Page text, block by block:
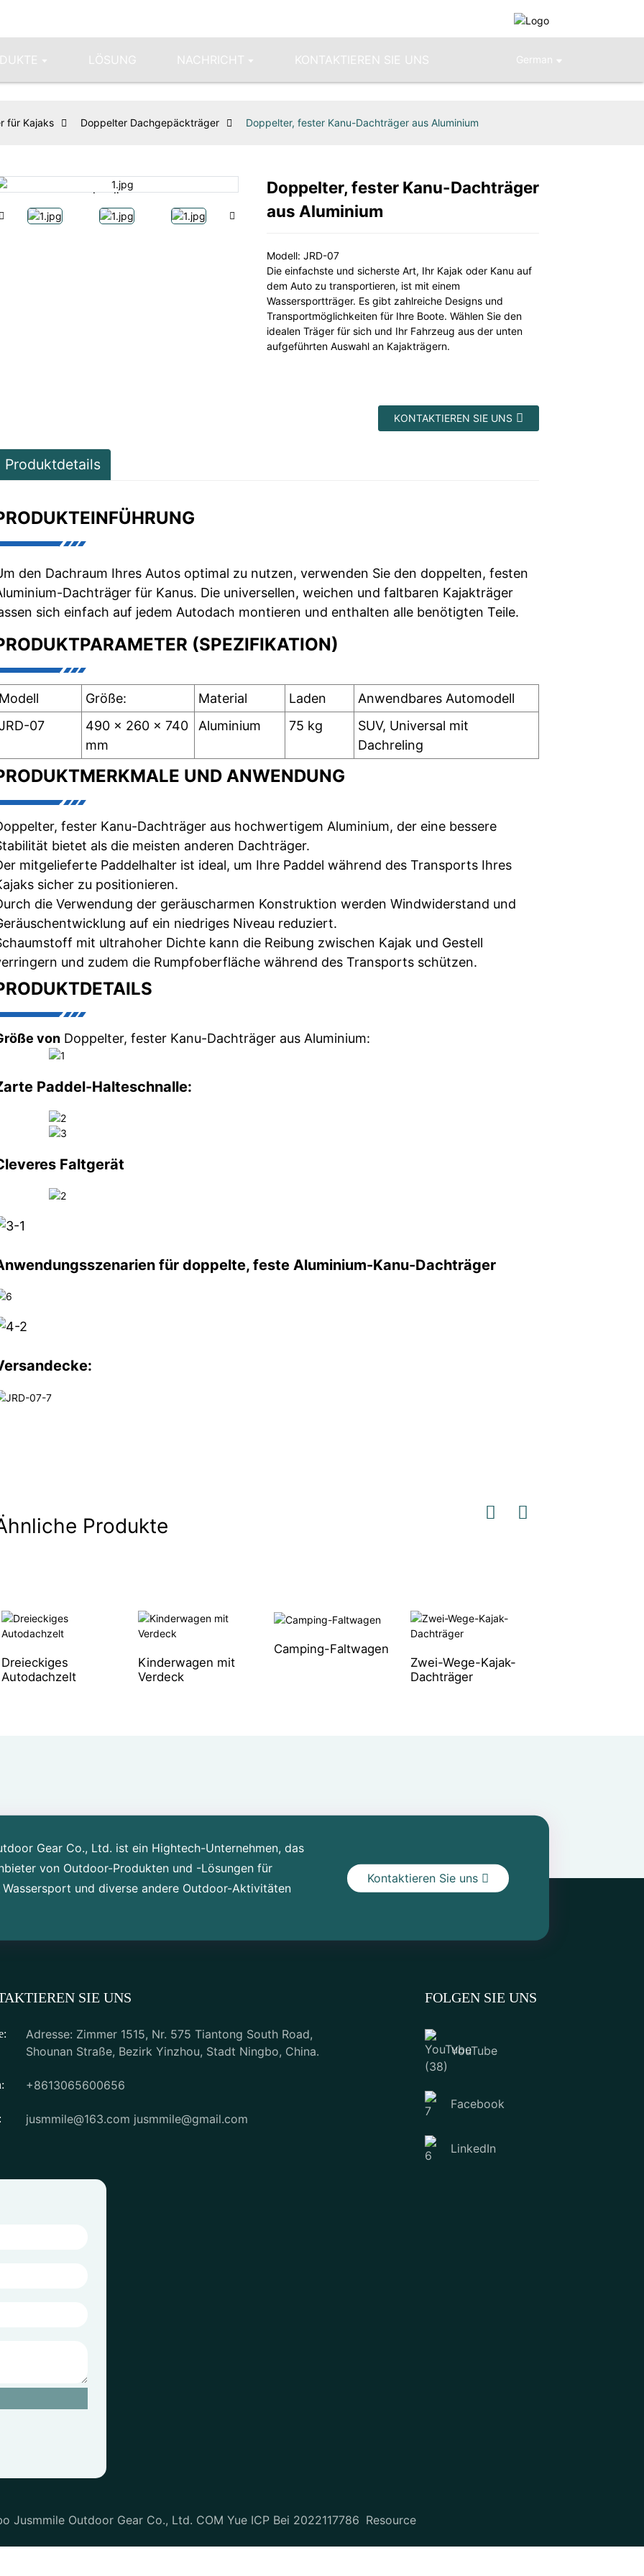
LÖSUNG NACHRICHT KONTAKTIEREN SIE UNS German
für Kajaks Doppelter Dachgepäckträger Doppelter, fester Kanu-Dachträger aus Aluminium
Loading...
Loading... Loading...
Loading...
Doppelter, fester Kanu-Dachträger
aus Aluminium
Modell: JRD-07
Die einfachste und sicherste Art, Ihr Kajak oder Kanu auf
dem Auto zu transportieren, ist mit einem
Wassersportträger. Es gibt zahlreiche Designs und
Transportmöglichkeiten für Ihre Boote. Wählen Sie den
idealen Träger für sich und Ihr Fahrzeug aus der unten
aufgeführten Auswahl an Kajakträgern.
KONTAKTIEREN SIE UNS
Produktdetails
den Dachraum Ihres Autos optimal zu nutzen, verwenden Sie den doppelten, festen
Dachträger für Kanus. Die universellen, weichen und faltbaren Kajakträger
sich einfach auf jedem Autodach montieren und enthalten alle benötigten Teile.
(SPEZIFIKATION)
Modell Größe: Material Laden
Anwendbares Automodell
07
490 x 260 x 740
mm
Aluminium 75 kg
SUV, Universal mit
Dachreling
UND ANWENDUNG
fester Kanu-Dachträger aus hochwertigem Aluminium, der eine bessere
bietet als die meisten anderen Dachträger.
mitgelieferte Paddelhalter ist ideal, um Ihre Paddel während des Transports Ihres
sicher zu positionieren.
die Verwendung der geräuscharmen Konstruktion werden Windwiderstand und
auf ein niedriges Niveau reduziert.
mit ultrahoher Dichte kann die Reibung zwischen Kajak und Gestell
und zudem die Rumpfoberfläche während des Transports schützen.
von Doppelter, fester Kanu-Dachträger aus Aluminium:
Paddel-Halteschnalle:
Faltgerät
für doppelte, feste Aluminium-Kanu-Dachträger
Produkte
Dreieckiges
Autodachzelt
Kinderwagen mit
Verdeck
Camping-Faltwagen
Zwei-Wege-Kajak-
Dachträger
Gear Co., Ltd. ist ein Hightech-Unternehmen, das
von Outdoor-Produkten und -Lösungen für
und diverse andere Outdoor-Aktivitäten
Kontaktieren Sie uns
SIE UNS
Adresse: Zimmer 1515, Nr. 575 Tiantong South Road,
Shounan Straße, Bezirk Yinzhou, Stadt Ningbo, China.
+8613065600656
jusmmile@163.com jusmmile@gmail.com
FOLGEN SIE UNS
YouTube
Facebook
LinkedIn
Jusmmile Outdoor Gear Co., Ltd. COM Yue ICP Bei 2022117786 Resource